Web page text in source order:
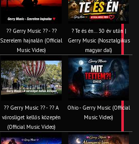
?? Gerry Music ?? - ??
Szerelem hajnalán (Official
Music Video)
? Te és én… 30 év után |
Gerry Music (Nosztalgikus
magyar dal)
?? Gerry Music ?? - ?? A
városliget kellős közepén
(Official Music Video)
Ohio - Gerry Music (Official
Music Video)